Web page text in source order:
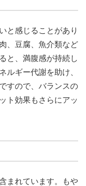
と感じることがあり
、豆腐、魚介類など
と、満腹感が持続し
ルギー代謝を助け、
すので、バランスの
ト効果もさらにアッ
まれています。もや